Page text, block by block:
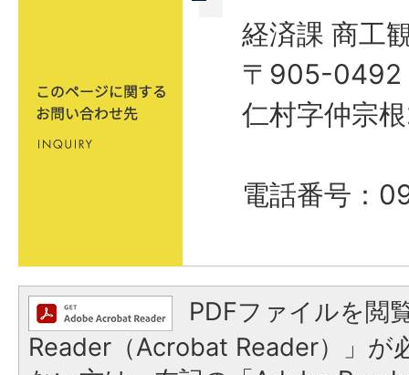
経済課 商工
〒905-0492
仁村字仲宗
電話番号：
PDFファイルを閲
Reader（Acrobat Reader）」が